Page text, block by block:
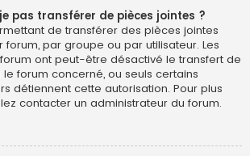
pas transférer de pièces jointes ?
de transférer des pièces jointes
par groupe ou par utilisateur. Les
ont peut-être désactivé le transfert de
forum concerné, ou seuls certains
détiennent cette autorisation. Pour plus
contacter un administrateur du forum.